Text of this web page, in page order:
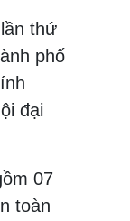
thứ
phố
đại
07
toàn